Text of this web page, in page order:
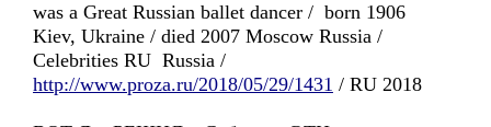
was a Great Russian ballet dancer / born 1906
Kiev, Ukraine / died 2007 Moscow Russia /
Celebrities RU Russia /
http://www.proza.ru/2018/05/29/1431 / RU 2018